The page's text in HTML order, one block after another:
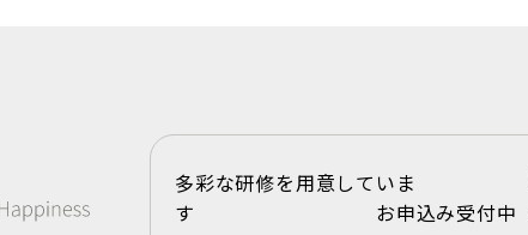
多彩な研修を用意していま
す お申込み受付中